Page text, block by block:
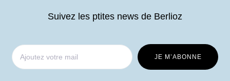
Suivez les ptites news de Berlioz